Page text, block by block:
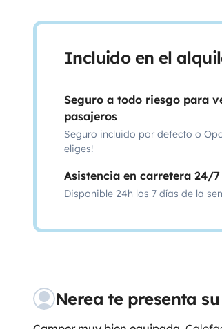
Incluido en el
Seguro a todo riesgo para
pasajeros
Seguro incluido por defecto o
eliges!
Asistencia en carretera 24/7
Disponible 24h los 7 días de la
Nerea te presenta